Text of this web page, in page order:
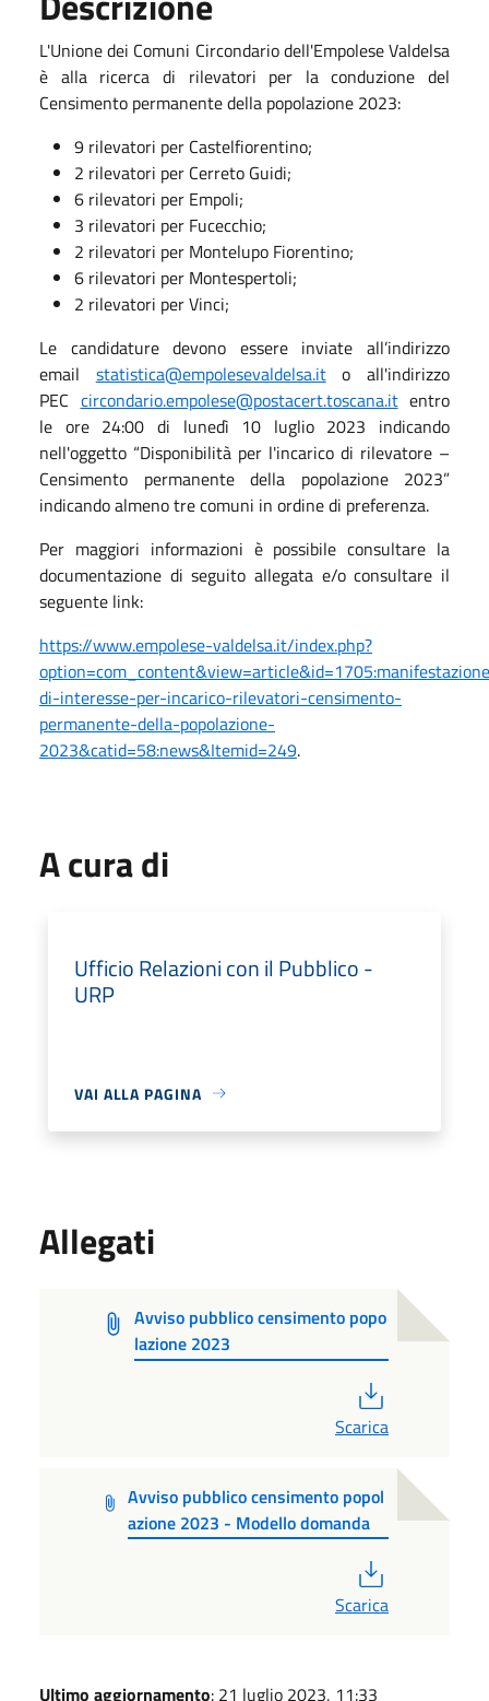
L'Unione dei Comuni Circondario dell'Empolese Valdelsa
è alla ricerca di rilevatori per la conduzione del
Censimento permanente della popolazione 2023:
9 rilevatori per Castelfiorentino;
2 rilevatori per Cerreto Guidi;
6 rilevatori per Empoli;
3 rilevatori per Fucecchio;
2 rilevatori per Montelupo Fiorentino;
6 rilevatori per Montespertoli;
2 rilevatori per Vinci;
Le candidature devono essere inviate all’indirizzo
email statistica@empolesevaldelsa.ito all'indirizzo
PEC circondario.empolese@postacert.toscana.itentro
le ore 24:00 di lunedì 10 luglio 2023 indicando
nell'oggetto “Disponibilità per l'incarico di rilevatore –
Censimento permanente della popolazione 2023”
indicando almeno tre comuni in ordine di preferenza.
Per maggiori informazioni è possibile consultare la
documentazione di seguito allegata e/o consultare il
seguente link:
https://www.empolese-valdelsa.it/index.php?
di-interesse-per-incarico-rilevatori-censimento-
permanente-della-popolazione-
2023&catid=58:news&Itemid=249.
A cura di
Ufficio Relazioni con il Pubblico -
URP
VAI ALLA PAGINA
Allegati
Avviso pubblico censimento popo
lazione 2023
Scarica
Avviso pubblico censimento popol
azione 2023 - Modello domanda
Scarica
Ultimo aggiornamento: 21 luglio 2023, 11:33